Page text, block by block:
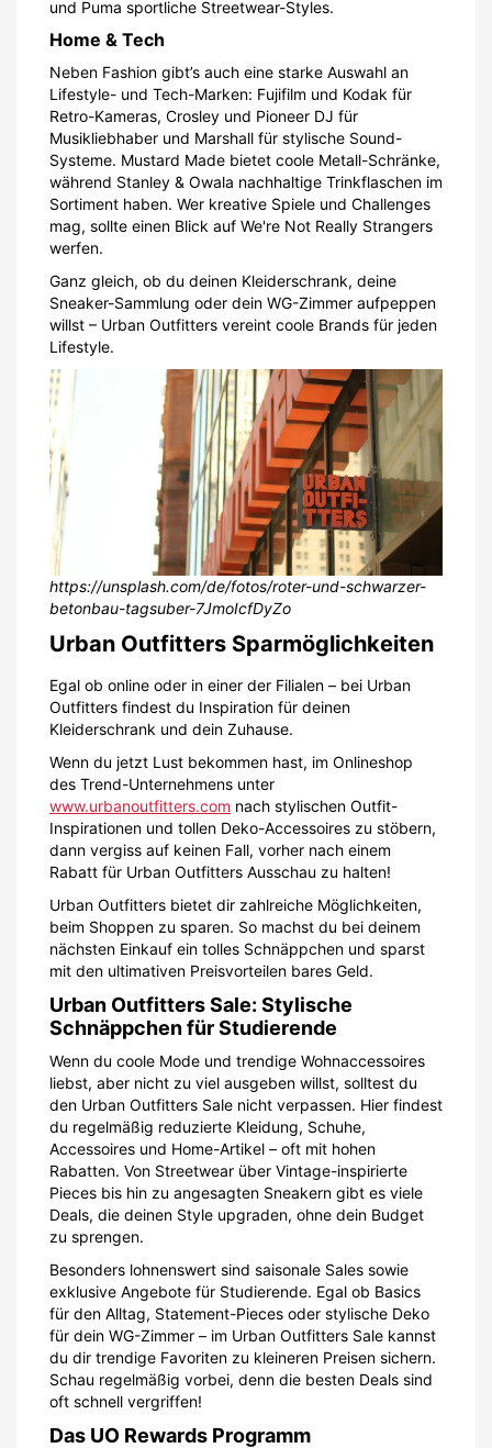
und Puma sportliche Streetwear-Styles.
Home & Tech
Neben Fashion gibt’s auch eine starke Auswahl an
Lifestyle- und Tech-Marken: Fujifilm und Kodak für
Retro-Kameras, Crosley und Pioneer DJ für
Musikliebhaber und Marshall für stylische Sound-
Systeme. Mustard Made bietet coole Metall-Schränke,
während Stanley & Owala nachhaltige Trinkflaschen im
Sortiment haben. Wer kreative Spiele und Challenges
mag, sollte einen Blick auf We're Not Really Strangers
werfen.
Ganz gleich, ob du deinen Kleiderschrank, deine
Sneaker-Sammlung oder dein WG-Zimmer aufpeppen
willst – Urban Outfitters vereint coole Brands für jeden
Lifestyle.
https://unsplash.com/de/fotos/roter-und-schwarzer-
betonbau-tagsuber-7JmoIcfDyZo
Urban Outfitters Sparmöglichkeiten
Egal ob online oder in einer der Filialen – bei Urban
Outfitters findest du Inspiration für deinen
Kleiderschrank und dein Zuhause.
Wenn du jetzt Lust bekommen hast, im Onlineshop
des Trend-Unternehmens unter
www.urbanoutfitters.com nach stylischen Outfit-
Inspirationen und tollen Deko-Accessoires zu stöbern,
dann vergiss auf keinen Fall, vorher nach einem
Rabatt für Urban Outfitters Ausschau zu halten!
Urban Outfitters bietet dir zahlreiche Möglichkeiten,
beim Shoppen zu sparen. So machst du bei deinem
nächsten Einkauf ein tolles Schnäppchen und sparst
mit den ultimativen Preisvorteilen bares Geld.
Urban Outfitters Sale: Stylische
Schnäppchen für Studierende
Wenn du coole Mode und trendige Wohnaccessoires
liebst, aber nicht zu viel ausgeben willst, solltest du
den Urban Outfitters Sale nicht verpassen. Hier findest
du regelmäßig reduzierte Kleidung, Schuhe,
Accessoires und Home-Artikel – oft mit hohen
Rabatten. Von Streetwear über Vintage-inspirierte
Pieces bis hin zu angesagten Sneakern gibt es viele
Deals, die deinen Style upgraden, ohne dein Budget
zu sprengen.
Besonders lohnenswert sind saisonale Sales sowie
exklusive Angebote für Studierende. Egal ob Basics
für den Alltag, Statement-Pieces oder stylische Deko
für dein WG-Zimmer – im Urban Outfitters Sale kannst
du dir trendige Favoriten zu kleineren Preisen sichern.
Schau regelmäßig vorbei, denn die besten Deals sind
oft schnell vergriffen!
Das UO Rewards Programm